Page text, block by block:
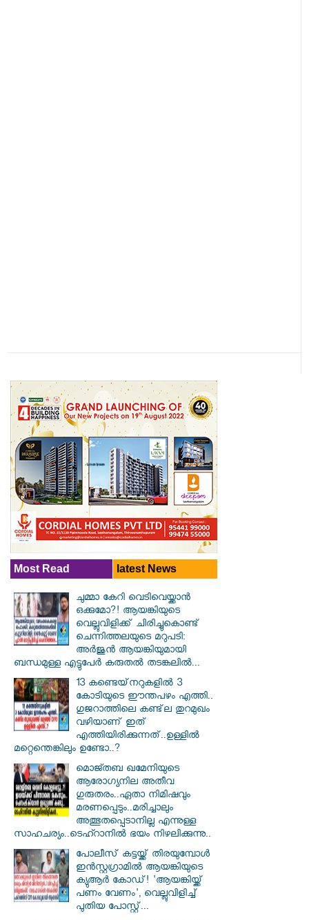
Most Read latest News
ചുമ്മാ കേറി വെടിവെയ്ക്കാൻ
ഒക്കുമോ?! ആയങ്കിയുടെ
വെല്ലുവിളിക്ക് ചിരിച്ചുകൊണ്ട്
ചെന്നിത്തലയുടെ മറുപടി:
അർജുൻ ആയങ്കിയുമായി
ബന്ധമുള്ള എട്ടുപേർ കരുതൽ തടങ്കലിൽ...
13 കണ്ടെയ്‌നറുകളിൽ 3
കോടിയുടെ ഈന്തപഴം എത്തി..
ഗുജറാത്തിലെ കണ്ട്‌ല തുറമുഖം
വഴിയാണ് ഇത്
എത്തിയിരിക്കുന്നത്..ഉള്ളിൽ
മറ്റെന്തെങ്കിലും ഉണ്ടോ..?
മൊജ്തബ ഖമേനിയുടെ
ആരോഗ്യനില അതീവ
ഗുരുതരം..ഏതാ നിമിഷവും
മരണപ്പെടും..മരിച്ചാലും
അത്ഭുതപ്പെടാനില്ല എന്നുള്ള
സാഹചര്യം..ടെഹ്റാനിൽ ഭയം നിഴലിക്കുന്നു..
പോലീസ് കട്ടയ്ക്ക് തിരയുമ്പോൾ
ഇൻസ്റ്റഗ്രാമിൽ ആയങ്കിയുടെ
ക്യുആർ കോഡ്! 'ആയങ്കിയ്ക്ക്
പണം വേണം', വെല്ലുവിളിച്ച്
പുതിയ പോസ്റ്റ്...